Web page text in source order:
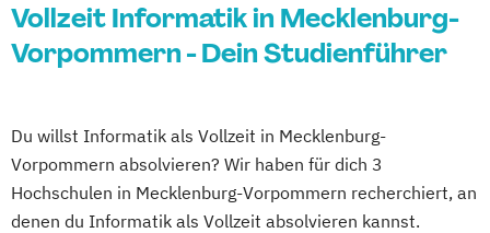
Vollzeit Informatik in Mecklenburg-
Vorpommern - Dein Studienführer
Du willst Informatik als Vollzeit in Mecklenburg-
Vorpommern absolvieren? Wir haben für dich 3
Hochschulen in Mecklenburg-Vorpommern recherchiert, an
denen du Informatik als Vollzeit absolvieren kannst.